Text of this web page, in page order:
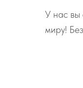
У нас вы
миру!